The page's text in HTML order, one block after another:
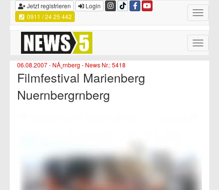
Toggle
Jetzt registrieren
Login
0911 / 24 25 442
Toggle
06.08.2007 - NÅ¸rnberg - News Nr.: 5418
Filmfestival Marienberg
Nuernbergrnberg